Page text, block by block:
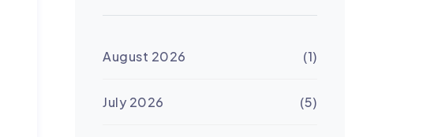
August 2026 (1)
July 2026 (5)